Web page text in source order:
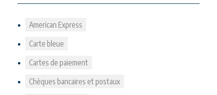
American Express
Carte bleue
Cartes de paiement
Chèques bancaires et postaux